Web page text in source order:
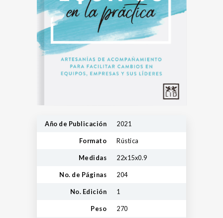
Año de Publicación 2021
Formato Rústica
Medidas 22x15x0.9
No. de Páginas 204
No. Edición 1
Peso 270